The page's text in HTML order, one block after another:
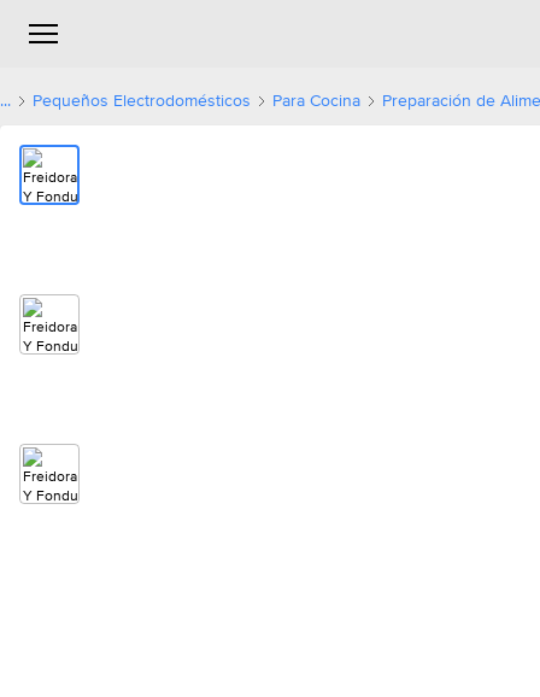
... Pequeños Electrodomésticos Para Cocina Preparación de